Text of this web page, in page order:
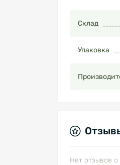
Склад
Упаковка
Нет отзывов